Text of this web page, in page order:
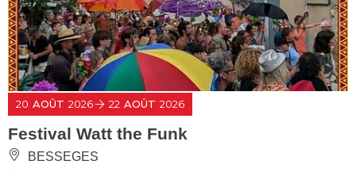
20 AOÛT 2026 22 AOÛT 2026
Festival Watt the Funk
BESSEGES